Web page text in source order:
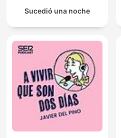
Sucedió una noche